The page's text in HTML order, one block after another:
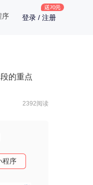
序 登录 / 注册
的重点
2392阅读
程序